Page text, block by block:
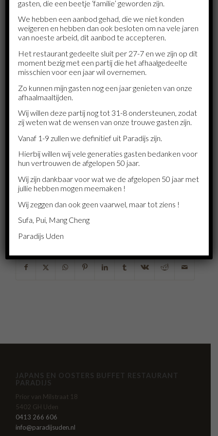
De ontwikkeling van het restaurant heeft de afgelopen 35 jaar
niet stil gestaan. Cheng: “Wij luisteren naar onze klanten, we
denken vanuit hun wensen. Zo waren mijn ouders een van de
avondvullend diner. Anderen verklaarden hen voor gek. Toch
werd het restaurant heel succesvol. Mensen kwamen van
heinde en ver. Tevens waren wij de tweede in Nederland met
een Japanse bakplaat.” Het restaurant staat altijd ter
beschikking van de klant. “We zijn al meer dan tienduizend
kunnen hier elke dag terecht. De meeste horeca gaat op
feestdagen dicht, zoals Kerstmis, oudjaarsdag en
nieuwjaarsdag. Wij zijn dan open. Het is voor ons heel gewoon,
bijna vijfhonderd zitplaatsen. Het Oosterse
specialiteitenrestaurant is gevestigd aan de Prior van Milstraat
18 in Uden. Gasten kunnen elke dag terecht van 16 tot 22.30
uur. Op zaterdag, zondag en feestdagen gaat Paradijs al om 12
uur open. Voor reserveringen of meer informatie: 0413-
266606 of www.paradijsuden.nl.
Deel dit stuk
JAPANS EN OOSTERS BUFFET RESTAURANT
PARADIJS
Prior van Milstraat 18
5402 GH Uden
0413 266 606
info@paradijsuden.nl
gasten, die een beetje ‘familie’ geworden zijn.
We hebben een aanbod gehad, die we niet konden
weigeren en hebben dan ook besloten om na vele jaren
van noeste arbeid, dit aanbod te accepteren.
Het restaurant gedeelte sluit per 27-7 en we zijn op dit
moment bezig met een partij die het afhaalgedeelte
misschien voor een jaar wil overnemen.
Zo kunnen mijn gasten nog een jaar genieten van onze
afhaalmaaltijden.
Wij willen deze partij nog tot 31-8 ondersteunen, zodat
zij weten wat de wensen van onze trouwe gasten zijn.
Vanaf 1-9 zullen we definitief uit Paradijs zijn.
Hierbij willen wij vele generaties gasten bedanken voor
hun vertrouwen de afgelopen 50 jaar.
Wij zijn dankbaar voor wat we de afgelopen 50 jaar met
jullie hebben mogen meemaken !
Wij zeggen dan ook geen vaarwel, maar tot ziens !
Sufa, Pui, Mang Cheng
Paradijs Uden